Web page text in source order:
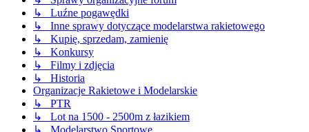
↳ Luźne pogawędki
↳ Inne sprawy dotyczące modelarstwa rakietowego
↳ Kupię, sprzedam, zamienię
↳ Konkursy
↳ Filmy i zdjęcia
↳ Historia
Organizacje Rakietowe i Modelarskie
↳ PTR
↳ Lot na 1500 - 2500m z łazikiem